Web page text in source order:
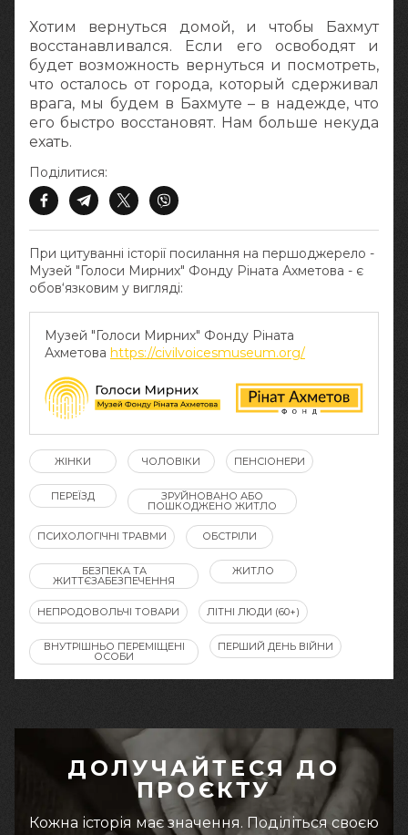
Хотим вернуться домой, и чтобы Бахмут
восстанавливался. Если его освободят и
будет возможность вернуться и посмотреть,
что осталось от города, который сдерживал
врага, мы будем в Бахмуте – в надежде, что
его быстро восстановят. Нам больше некуда
ехать.
При цитуванні історії посилання на першоджерело -
Музей "Голоси Мирних" Фонду Ріната Ахметова - є
обов‘язковим у вигляді:
Музей "Голоси Мирних" Фонду Ріната
Ахметова https://civilvoicesmuseum.org/
Поділитися:
ЖІНКИ ЧОЛОВІКИ ПЕНСІОНЕРИ
ПЕРЕЇЗД ЗРУЙНОВАНО АБО
ПОШКОДЖЕНО ЖИТЛО
ПСИХОЛОГІЧНІ ТРАВМИ ОБСТРІЛИ
БЕЗПЕКА ТА
ЖИТТЄЗАБЕЗПЕЧЕННЯ
ЖИТЛО
НЕПРОДОВОЛЬЧІ ТОВАРИ ЛІТНІ ЛЮДИ (60+)
ВНУТРІШНЬО ПЕРЕМІЩЕНІ
ОСОБИ
ПЕРШИЙ ДЕНЬ ВІЙНИ
ДОЛУЧАЙТЕСЯ ДО
ПРОЄКТУ
Кожна історія має значення. Поділіться своєю